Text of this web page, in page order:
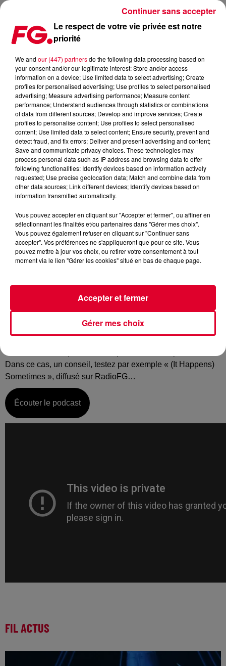
LA MUSIC STORY DE LA MATINALE FG : JACK BACK
Publié : 28 mars 2019 à 10h06 par Christophe HUBERT
Jeudi 28 mars :
La music story du jour c’est celle de Jack Back...
C’est désormais un alias bien assumé par David
pseudo qui lui permet de sortir et de produire des titres plus
Dans ce cas, un conseil, testez par exemple « (It Happens)
Sometimes », diffusé sur RadioFG…
Écouter le podcast
FIL ACTUS
Le respect de votre vie privée est notre
priorité
We and our (447) partnersdo the following data processing based on
your consent and/or our legitimate interest: Store and/or access
information on a device; Use limited data to select advertising; Create
profiles for personalised advertising; Use profiles to select personalised
advertising; Measure advertising performance; Measure content
performance; Understand audiences through statistics or combinations
of data from different sources; Develop and improve services; Create
profiles to personalise content; Use profiles to select personalised
content; Use limited data to select content; Ensure security, prevent and
detect fraud, and fix errors; Deliver and present advertising and content;
Save and communicate privacy choices. These technologies may
process personal data such as IP address and browsing data to offer
following functionalities: Identify devices based on information actively
requested; Use precise geolocation data; Match and combine data from
other data sources; Link different devices; Identify devices based on
information transmitted automatically.
Vous pouvez accepter en cliquant sur "Accepter et fermer", ou affiner en
sélectionnant les finalités et/ou partenaires dans "Gérer mes choix".
Vous pouvez également refuser en cliquant sur "Continuer sans
accepter". Vos préférences ne s'appliqueront que pour ce site. Vous
pouvez mettre à jour vos choix, ou retirer votre consentement à tout
moment via le lien "Gérer les cookies" situé en bas de chaque page.
Gérer mes choix
Accepter et fermer
Continuer sans accepter